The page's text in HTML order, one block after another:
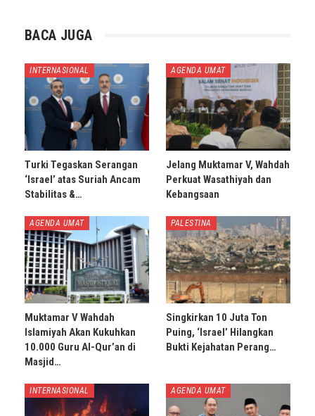
BACA JUGA
INTERNASIONAL
Turki Tegaskan Serangan
‘Israel’ atas Suriah Ancam
Stabilitas &…
AGENDA UMAT
Jelang Muktamar V, Wahdah
Perkuat Wasathiyah dan
Kebangsaan
AGENDA UMAT
Muktamar V Wahdah
Islamiyah Akan Kukuhkan
10.000 Guru Al-Qur’an di
Masjid…
PALESTINA
Singkirkan 10 Juta Ton
Puing, ‘Israel’ Hilangkan
Bukti Kejahatan Perang…
INTERNASIONAL AGENDA UMAT